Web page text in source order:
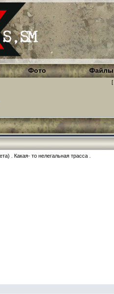
Фото Файлы
[
. Какая- то нелегальная трасса .